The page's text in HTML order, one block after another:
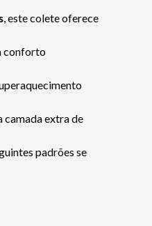
, este colete oferece
conforto
camada extra de
padrões se